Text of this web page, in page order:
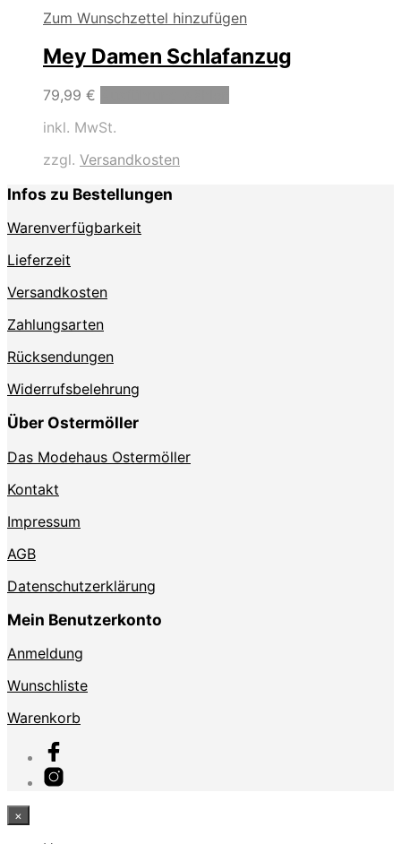
Zum Wunschzettel hinzufügen
Mey Damen Schlafanzug
79,99 €
inkl. MwSt.
zzgl. Versandkosten
Infos zu Bestellungen
Warenverfügbarkeit
Lieferzeit
Versandkosten
Zahlungsarten
Rücksendungen
Widerrufsbelehrung
Über Ostermöller
Das Modehaus Ostermöller
Kontakt
Impressum
AGB
Datenschutzerklärung
Mein Benutzerkonto
Anmeldung
Wunschliste
Warenkorb
×